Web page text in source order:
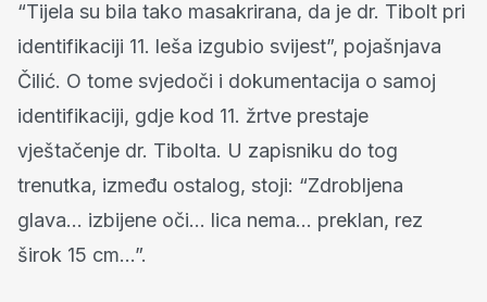
“Tijela su bila tako masakrirana, da je dr. Tibolt pri
identifikaciji 11. leša izgubio svijest”, pojašnjava
Čilić. O tome svjedoči i dokumentacija o samoj
identifikaciji, gdje kod 11. žrtve prestaje
vještačenje dr. Tibolta. U zapisniku do tog
trenutka, između ostalog, stoji: “Zdrobljena
glava… izbijene oči… lica nema… preklan, rez
širok 15 cm…”.